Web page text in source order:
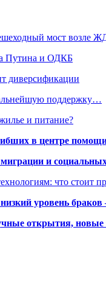
мост возле
Путина и ОДКБ
диверсификации
поддержку…
и питание?
в центре
и
что стоит
уровень
открытия, новые